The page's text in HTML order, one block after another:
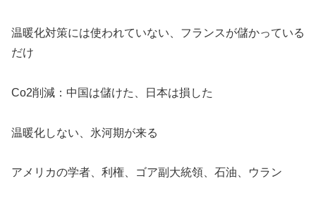
温暖化対策には使われていない、フランスが儲かっている
だけ
Co2削減：中国は儲けた、日本は損した
温暖化しない、氷河期が来る
アメリカの学者、利権、ゴア副大統領、石油、ウラン